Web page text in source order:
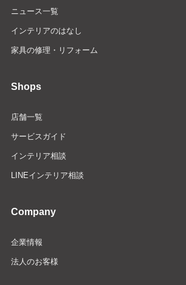
ニュース一覧
インテリアのはなし
家具の修理・リフォーム
Shops
店舗一覧
サービスガイド
インテリア相談
LINEインテリア相談
Company
企業情報
法人のお客様